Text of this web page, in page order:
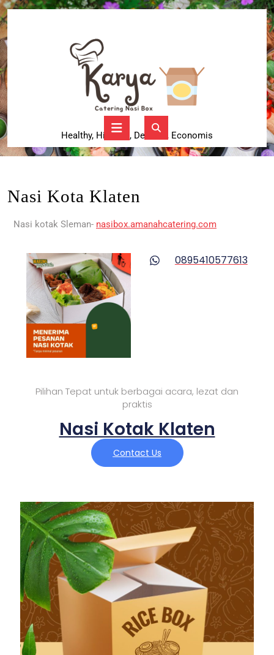
Healthy, Higienis, Delicius, Economis
Nasi Kota Klaten
Nasi kotak Sleman- nasibox.amanahcatering.com
0895410577613
Pilihan Tepat untuk berbagai acara, lezat dan
praktis
Nasi Kotak Klaten
Contact Us